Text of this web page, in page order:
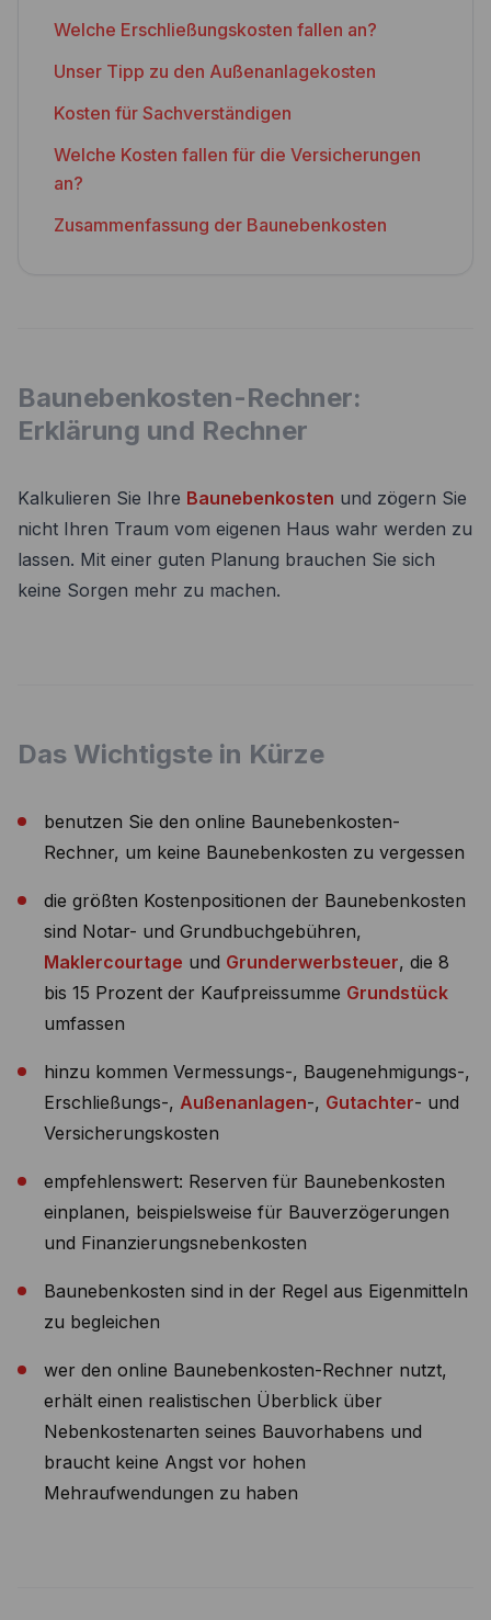
Welche Erschließungskosten fallen an?
Unser Tipp zu den Außenanlagekosten
Kosten für Sachverständigen
Welche Kosten fallen für die Versicherungen
an?
Zusammenfassung der Baunebenkosten
Baunebenkosten-Rechner:
Erklärung und Rechner
Kalkulieren Sie Ihre Baunebenkosten und zögern Sie
nicht Ihren Traum vom eigenen Haus wahr werden zu
lassen. Mit einer guten Planung brauchen Sie sich
keine Sorgen mehr zu machen.
Das Wichtigste in Kürze
benutzen Sie den online Baunebenkosten-
Rechner, um keine Baunebenkosten zu vergessen
die größten Kostenpositionen der Baunebenkosten
sind Notar- und Grundbuchgebühren,
Maklercourtage und Grunderwerbsteuer, die 8
bis 15 Prozent der Kaufpreissumme Grundstück
umfassen
hinzu kommen Vermessungs-, Baugenehmigungs-,
Erschließungs-, Außenanlagen-, Gutachter- und
Versicherungskosten
empfehlenswert: Reserven für Baunebenkosten
einplanen, beispielsweise für Bauverzögerungen
und Finanzierungsnebenkosten
Baunebenkosten sind in der Regel aus Eigenmitteln
zu begleichen
wer den online Baunebenkosten-Rechner nutzt,
erhält einen realistischen Überblick über
Nebenkostenarten seines Bauvorhabens und
braucht keine Angst vor hohen
Mehraufwendungen zu haben